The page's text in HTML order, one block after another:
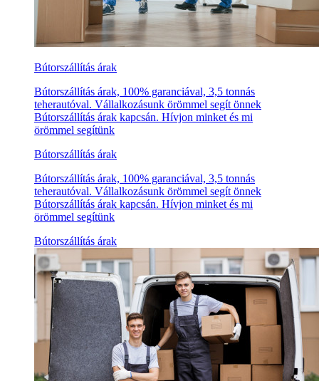
Bútorszállítás árak
Bútorszállítás árak, 100% garanciával, 3,5 tonnás
teherautóval. Vállalkozásunk örömmel segít önnek
Bútorszállítás árak kapcsán. Hívjon minket és mi
örömmel segítünk
Bútorszállítás árak
Bútorszállítás árak, 100% garanciával, 3,5 tonnás
teherautóval. Vállalkozásunk örömmel segít önnek
Bútorszállítás árak kapcsán. Hívjon minket és mi
örömmel segítünk
Bútorszállítás árak